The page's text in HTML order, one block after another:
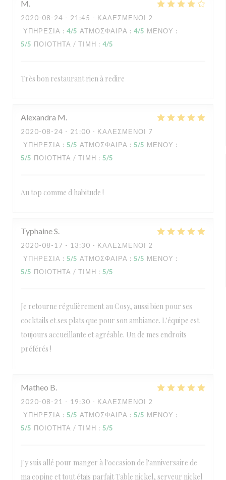
M
2020-08-24 - 21:45 - ΚΑΛΕΣΜΈΝΟΙ 2
ΥΠΗΡΕΣΊΑ : 4/5 ΑΤΜΌΣΦΑΙΡΑ : 4/5 ΜΕΝΟΎ :
5/5 ΠΟΙΌΤΗΤΑ / ΤΙΜΉ : 4/5
Très bon restaurant rien à redire
Alexandra M
2020-08-24 - 21:00 - ΚΑΛΕΣΜΈΝΟΙ 7
ΥΠΗΡΕΣΊΑ : 5/5 ΑΤΜΌΣΦΑΙΡΑ : 5/5 ΜΕΝΟΎ :
5/5 ΠΟΙΌΤΗΤΑ / ΤΙΜΉ : 5/5
Au top comme d habitude !
TyphaineS
2020-08-17 - 13:30 - ΚΑΛΕΣΜΈΝΟΙ 2
ΥΠΗΡΕΣΊΑ : 5/5 ΑΤΜΌΣΦΑΙΡΑ : 5/5 ΜΕΝΟΎ :
5/5 ΠΟΙΌΤΗΤΑ / ΤΙΜΉ : 5/5
Je retourne régulièrement au Cosy, aussi bien pour ses
cocktails et ses plats que pour son ambiance. L'équipe est
toujours accueillante et agréable. Un de mes endroits
préférés !
Matheo B
2020-08-21 - 19:30 - ΚΑΛΕΣΜΈΝΟΙ 2
ΥΠΗΡΕΣΊΑ : 5/5 ΑΤΜΌΣΦΑΙΡΑ : 5/5 ΜΕΝΟΎ :
5/5 ΠΟΙΌΤΗΤΑ / ΤΙΜΉ : 5/5
J'y suis allé pour manger à l'occasion de l'anniversaire de
ma copine et tout étais parfait Table nickel, serveur nickel